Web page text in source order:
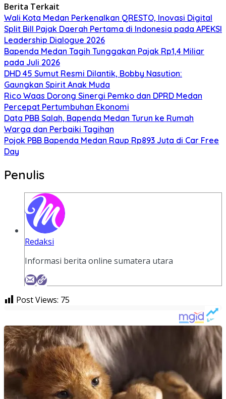
Berita Terkait
Wali Kota Medan Perkenalkan QRESTO, Inovasi Digital
Split Bill Pajak Daerah Pertama di Indonesia pada APEKSI
Leadership Dialogue 2026
Bapenda Medan Tagih Tunggakan Pajak Rp1,4 Miliar
pada Juli 2026
DHD 45 Sumut Resmi Dilantik, Bobby Nasution:
Gaungkan Spirit Anak Muda
Rico Waas Dorong Sinergi Pemko dan DPRD Medan
Percepat Pertumbuhan Ekonomi
Data PBB Salah, Bapenda Medan Turun ke Rumah
Warga dan Perbaiki Tagihan
Pojok PBB Bapenda Medan Raup Rp893 Juta di Car Free
Day
Penulis
Redaksi
Informasi berita online sumatera utara
Post Views: 75